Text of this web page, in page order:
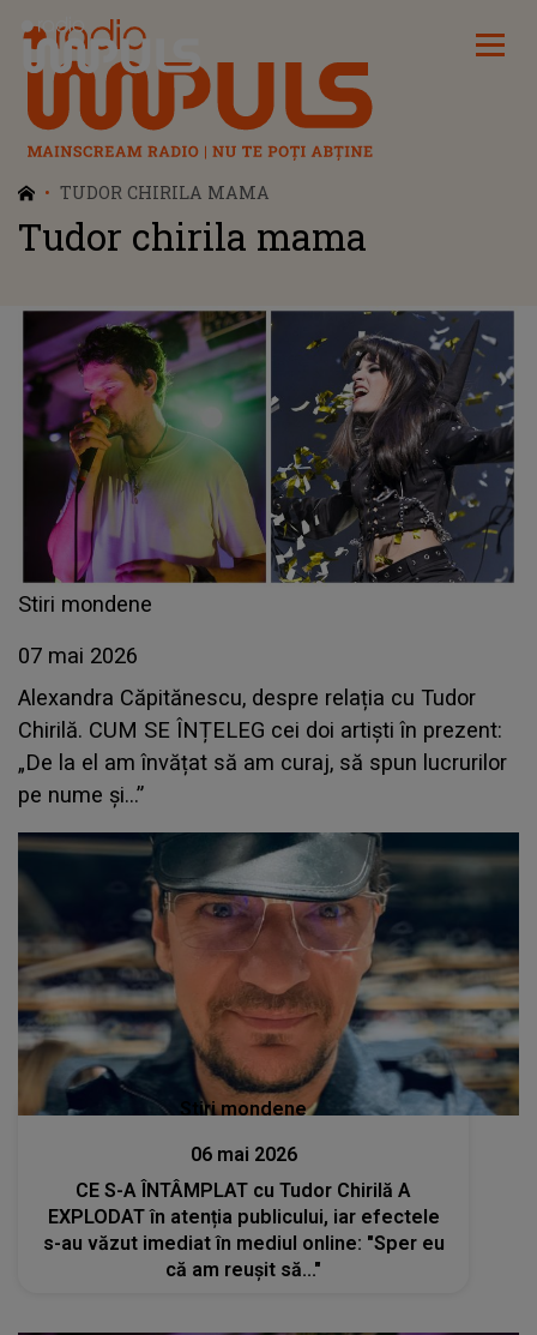
Radio Impuls
TUDOR CHIRILA MAMA
Tudor chirila mama
Stiri mondene
07 mai 2026
Alexandra Căpitănescu, despre relația cu Tudor
Chirilă. CUM SE ÎNȚELEG cei doi artiști în prezent:
„De la el am învățat să am curaj, să spun lucrurilor
pe nume și...”
Stiri mondene
06 mai 2026
CE S-A ÎNTÂMPLAT cu Tudor Chirilă A
EXPLODAT în atenția publicului, iar efectele
s-au văzut imediat în mediul online: "Sper eu
că am reușit să..."